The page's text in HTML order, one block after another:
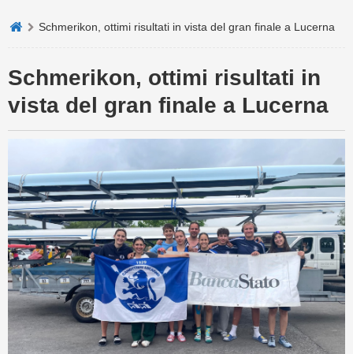
Schmerikon, ottimi risultati in vista del gran finale a Lucerna
Schmerikon, ottimi risultati in
vista del gran finale a Lucerna